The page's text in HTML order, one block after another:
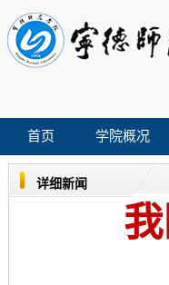
首页 学院概况
详细新闻